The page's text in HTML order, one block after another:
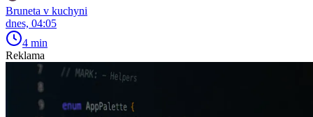
Bruneta v kuchyni
dnes, 04:05
4 min
Reklama